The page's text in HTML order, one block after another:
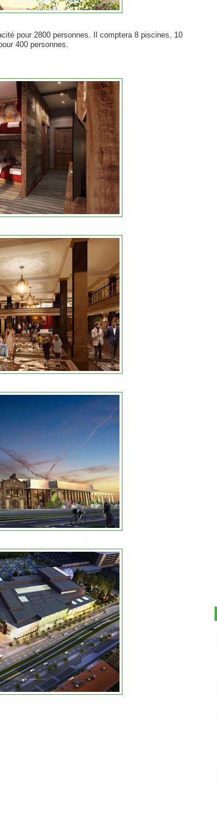
pour 2800 personnes. Il comptera 8 piscines, 10
400 personnes.